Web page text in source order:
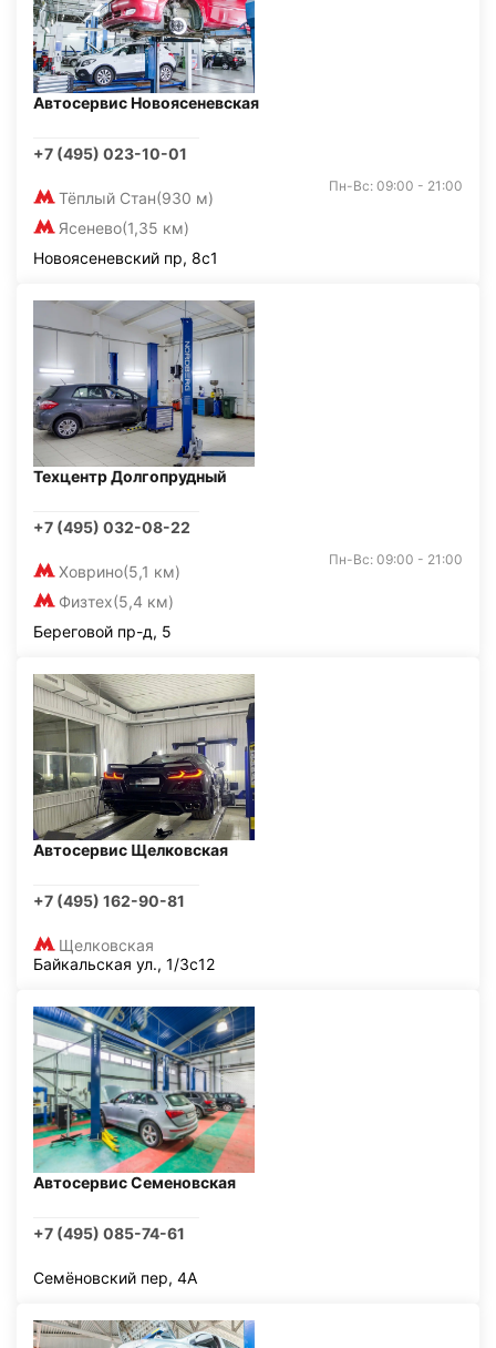
Автосервис Новоясеневская
+7 (495) 023-10-01
Тёплый Стан(930 м)
Ясенево(1,35 км)
Пн-Вс: 09:00 - 21:00
Новоясеневский пр, 8с1
Техцентр Долгопрудный
+7 (495) 032-08-22
Ховрино(5,1 км)
Физтех(5,4 км)
Пн-Вс: 09:00 - 21:00
Береговой пр-д, 5
Автосервис Щелковская
+7 (495) 162-90-81
Щелковская
Байкальская ул., 1/3с12
Автосервис Семеновская
+7 (495) 085-74-61
Семёновский пер, 4А